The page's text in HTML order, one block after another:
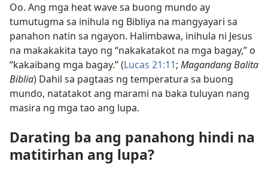
Oo. Ang mga heat wave sa buong mundo ay
tumutugma sa inihula ng Bibliya na mangyayari sa
panahon natin sa ngayon. Halimbawa, inihula ni Jesus
na makakakita tayo ng “nakakatakot na mga bagay,” o
“kakaibang mga bagay.” (Lucas 21:11; Magandang Balita
Biblia) Dahil sa pagtaas ng temperatura sa buong
mundo, natatakot ang marami na baka tuluyan nang
masira ng mga tao ang lupa.
Darating ba ang panahong hindi na
matitirhan ang lupa?